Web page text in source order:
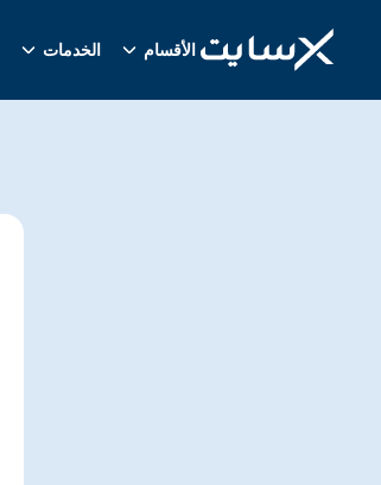
الأقسام الخدمات